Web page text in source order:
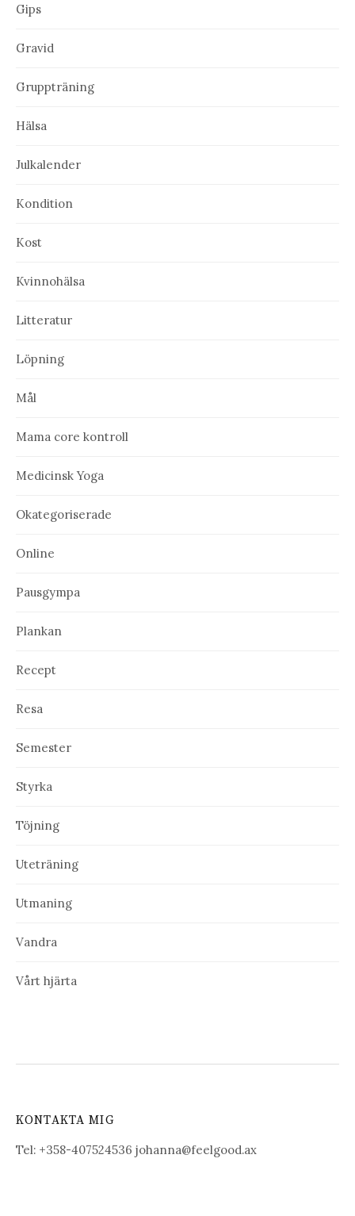
Gips
Gravid
Gruppträning
Hälsa
Julkalender
Kondition
Kost
Kvinnohälsa
Litteratur
Löpning
Mål
Mama core kontroll
Medicinsk Yoga
Okategoriserade
Online
Pausgympa
Plankan
Recept
Resa
Semester
Styrka
Töjning
Uteträning
Utmaning
Vandra
Vårt hjärta
KONTAKTA MIG
Tel: +358-407524536 johanna@feelgood.ax